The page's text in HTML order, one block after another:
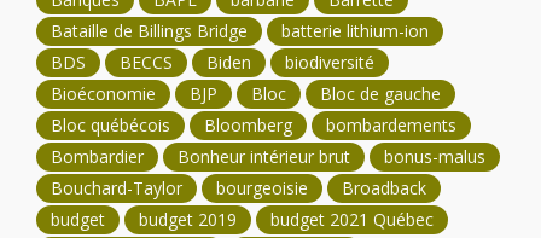
Bataille de Billings Bridge
batterie lithium-ion
BDS
BECCS Biden
biodiversité
Bioéconomie
BJP Bloc
Bloc de gauche
Bloc québécois
Bloomberg
bombardements
Bombardier
Bonheur intérieur brut
bonus-malus
Bouchard-Taylor
bourgeoisie
Broadback
budget
budget 2019
budget 2021 Québec